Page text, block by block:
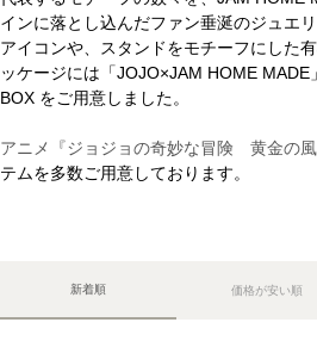
インに落とし込んだファン垂涎のジュエ
アイコンや、スタンドをモチーフにした
ッケージには「JOJO×JAM HOME
BOX をご用意しました。
アニメ『ジョジョの奇妙な冒険 黄金の風
テムを多数ご用意しております。
価格が安い順
新着順